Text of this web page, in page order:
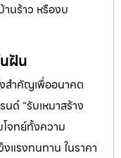
นร้าว หรืองบ
ฝัน
สำคัญเพื่ออนาคต
ด์ “รับเหมาสร้าง
จทย์ทั้งความ
แรงทนทาน ในราคา